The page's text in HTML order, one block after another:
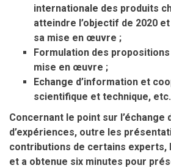
internationale des produits
atteindre l’objectif de 2020 et
sa mise en œuvre ;
Formulation des
mise en œuvre ;
Echange d’information et
scientifique et technique, etc.
Concernant le point sur l’échange
d’expériences, outre les
contributions de certains experts,
et a obtenue six minutes pour